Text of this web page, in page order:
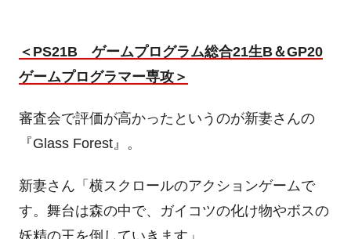
＜PS21B ゲームプログラム総合21生B＆GP20
ゲームプログラマー専攻＞
審査会で評価が高かったというのが新妻さんの
『Glass Forest』。
新妻さん「横スクロールのアクションゲームで
す。舞台は森の中で、ガイコツの化け物やボスの
妖精の王を倒していきます」